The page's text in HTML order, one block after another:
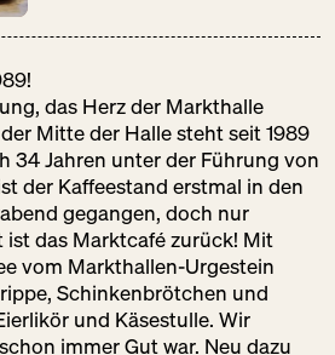
das Herz der Markthalle
Mitte der Halle steht seit 1989
34 Jahren unter der Führung von
der Kaffeestand erstmal in den
gegangen, doch nur
das Marktcafé zurück! Mit
vom Markthallen-Urgestein
Schinkenbrötchen und
und Käsestulle. Wir
immer Gut war. Neu dazu
DER FALSCHE
SA:10:00 – 18:00
Gastronomie
Getränke
Speisekammer
DM
SA:09:00 – 20:00
Schöne Dinge
Speisekammer